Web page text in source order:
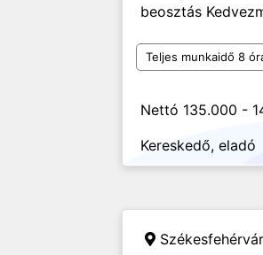
beosztás
Teljes munkaidő 8
Nettó 135.000 -
Kereskedő, eladó